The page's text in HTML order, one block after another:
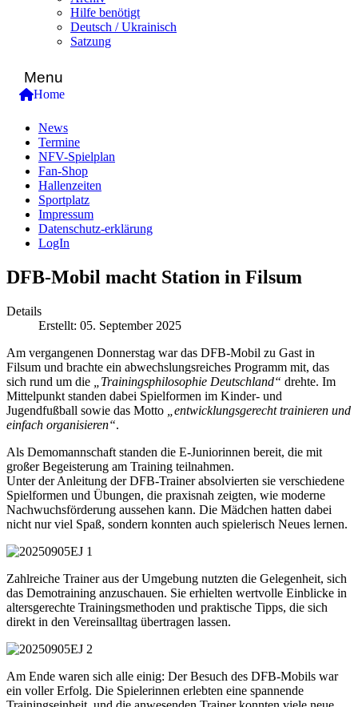
Hilfe benötigt
Deutsch / Ukrainisch
Satzung
Menu
Home
News
Termine
NFV-Spielplan
Fan-Shop
Hallenzeiten
Sportplatz
Impressum
Datenschutz-erklärung
LogIn
DFB-Mobil macht Station in Filsum
Details
Erstellt: 05. September 2025
Am vergangenen Donnerstag war das DFB-Mobil zu Gast in
Filsum und brachte ein abwechslungsreiches Programm mit, das
sich rund um die
„Trainingsphilosophie Deutschland“ drehte. Im
Mittelpunkt standen dabei Spielformen im Kinder- und
Jugendfußball sowie das Motto
„entwicklungsgerecht trainieren und
einfach organisieren“.
Als Demomannschaft standen die E-Juniorinnen bereit, die mit
großer Begeisterung am Training teilnahmen.
Unter der Anleitung der DFB-Trainer absolvierten sie verschiedene
Spielformen und Übungen, die praxisnah zeigten, wie moderne
Nachwuchsförderung aussehen kann. Die Mädchen hatten dabei
nicht nur viel Spaß, sondern konnten auch spielerisch Neues lernen.
Zahlreiche Trainer aus der Umgebung nutzten die Gelegenheit, sich
das Demotraining anzuschauen. Sie erhielten wertvolle Einblicke in
altersgerechte Trainingsmethoden und praktische Tipps, die sich
direkt in den Vereinsalltag übertragen lassen.
Am Ende waren sich alle einig: Der Besuch des DFB-Mobils war
ein voller Erfolg. Die Spielerinnen erlebten eine spannende